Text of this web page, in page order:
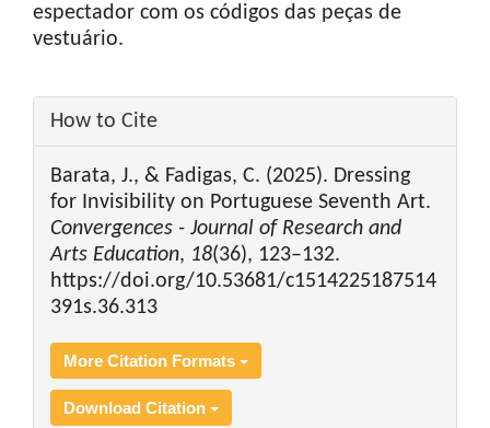
espectador com os códigos das peças de
vestuário.
Article
Details
How to Cite
Barata, J., & Fadigas, C. (2025). Dressing
for Invisibility on Portuguese Seventh Art.
Convergences - Journal of Research and
Arts Education, 18(36), 123–132.
https://doi.org/10.53681/c1514225187514
391s.36.313
More Citation Formats
Download Citation